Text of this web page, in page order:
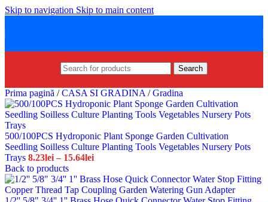
Skip to navigation Skip to main content
Search
Prima pagină / CASA SI GRADINA / Gradina
500/100PCS Hydroponic Plant Sponge Garden Cultivation
Seedling Soilless Culture Planting Tools Vegetables Nursery Pots
Trays 8.23lei – 15.64leiInterval
prețuri:
8.23lei
până
Back to products